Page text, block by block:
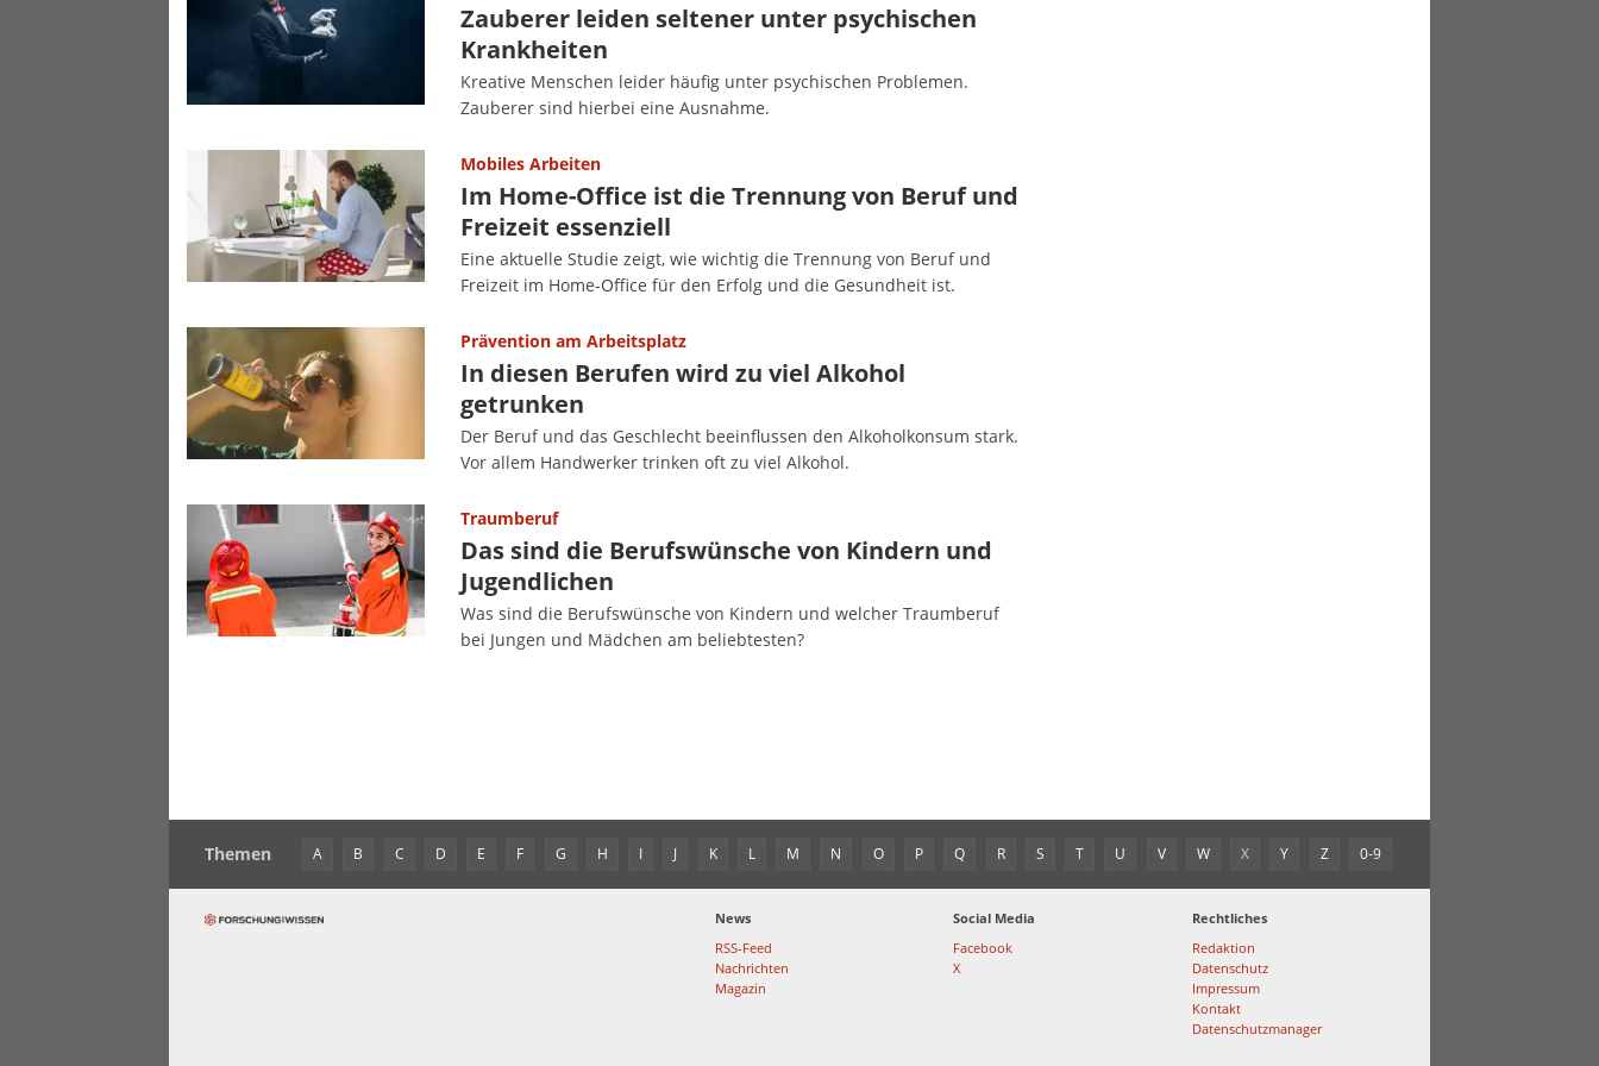
Zauberer leiden seltener unter psychischen
Krankheiten
Kreative Menschen leider häufig unter psychischen Problemen.
Zauberer sind hierbei eine Ausnahme.
Mobiles Arbeiten
Im Home-Office ist die Trennung von Beruf und
Freizeit essenziell
Eine aktuelle Studie zeigt, wie wichtig die Trennung von Beruf und
Freizeit im Home-Office für den Erfolg und die Gesundheit ist.
Prävention am Arbeitsplatz
In diesen Berufen wird zu viel Alkohol
getrunken
Der Beruf und das Geschlecht beeinflussen den Alkoholkonsum stark.
Vor allem Handwerker trinken oft zu viel Alkohol.
Traumberuf
Das sind die Berufswünsche von Kindern und
Jugendlichen
Was sind die Berufswünsche von Kindern und welcher Traumberuf
bei Jungen und Mädchen am beliebtesten?
Themen A B C D E F G H I J K L M N O P Q R S T U V W X Y Z 0-9
News
RSS-Feed
Nachrichten
Magazin
Social Media
Facebook
X
Rechtliches
Redaktion
Datenschutz
Impressum
Kontakt
Datenschutzmanager